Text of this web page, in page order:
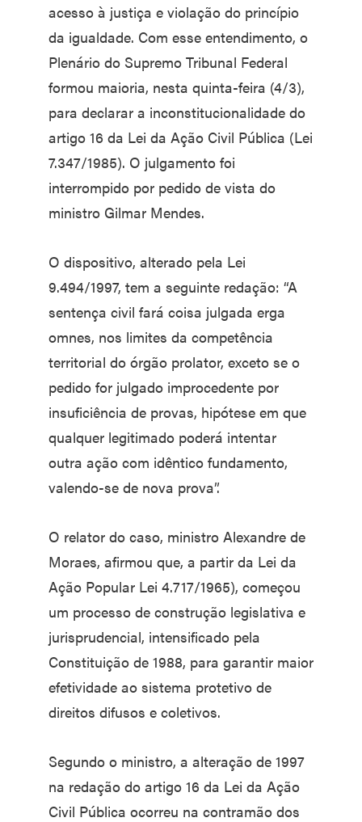
acesso à justiça e violação do princípio
da igualdade. Com esse entendimento, o
Plenário do Supremo Tribunal Federal
formou maioria, nesta quinta-feira (4/3),
para declarar a inconstitucionalidade do
artigo 16 da Lei da Ação Civil Pública (Lei
7.347/1985). O julgamento foi
interrompido por pedido de vista do
ministro Gilmar Mendes.
O dispositivo, alterado pela Lei
9.494/1997, tem a seguinte redação: “A
sentença civil fará coisa julgada erga
omnes, nos limites da competência
territorial do órgão prolator, exceto se o
pedido for julgado improcedente por
insuficiência de provas, hipótese em que
qualquer legitimado poderá intentar
outra ação com idêntico fundamento,
valendo-se de nova prova”.
O relator do caso, ministro Alexandre de
Moraes, afirmou que, a partir da Lei da
Ação Popular Lei 4.717/1965), começou
um processo de construção legislativa e
jurisprudencial, intensificado pela
Constituição de 1988, para garantir maior
efetividade ao sistema protetivo de
direitos difusos e coletivos.
Segundo o ministro, a alteração de 1997
na redação do artigo 16 da Lei da Ação
Civil Pública ocorreu na contramão dos